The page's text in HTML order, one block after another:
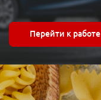
Перейти к работе